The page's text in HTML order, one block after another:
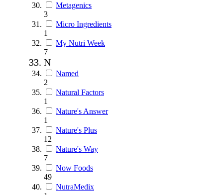
Metagenics
3
Micro Ingredients
1
My Nutri Week
7
N
Named
2
Natural Factors
1
Nature's Answer
1
Nature's Plus
12
Nature's Way
7
Now Foods
49
NutraMedix